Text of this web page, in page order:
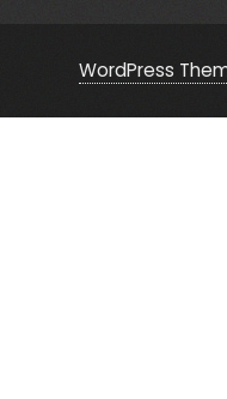
WordPress